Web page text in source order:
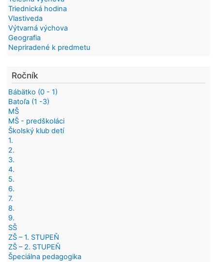
Triednická hodina
Vlastiveda
Výtvarná výchova
Geografia
Nepriradené k predmetu
Ročník
Bábätko (0 - 1)
Batoľa (1 -3)
MŠ
MŠ - predškoláci
Školský klub detí
1.
2.
3.
4.
5.
6.
7.
8.
9.
SŠ
ZŠ – 1. STUPEŇ
ZŠ – 2. STUPEŇ
Špeciálna pedagogika